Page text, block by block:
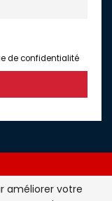
de confidentialité
améliorer votre